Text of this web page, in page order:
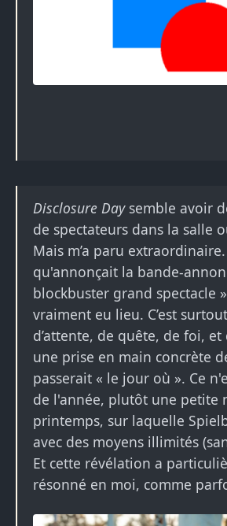
Disclosure Daysemble avoir
de spectateurs dans la salle
Mais m’a paru extraordinaire.
qu'annonçait la bande-
blockbuster grand spectacle »
vraiment eu lieu. C’est
d’attente, de quête, de foi,
une prise en main concrète
passerait « le jour où ». Ce
de l'année, plutôt une petite
printemps, sur laquelle
avec des moyens illimités
Et cette révélation a
résonné en moi, comme